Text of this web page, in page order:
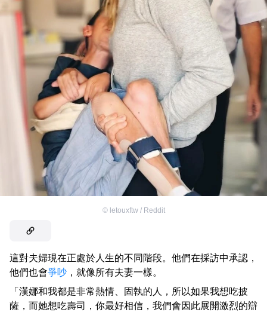
© letouxftw / Reddit
這對夫婦現在正處於人生的不同階段。他們在採訪中承認，
他們也會爭吵 ，就像所有夫妻一樣。
「漢娜和我都是非常熱情、固執的人，所以如果我想吃披
薩，而她想吃壽司，你最好相信，我們會因此展開激烈的辯